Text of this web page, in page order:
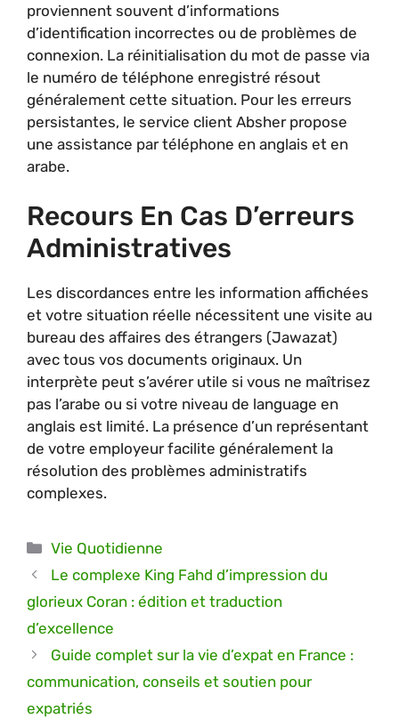
proviennent souvent d’informations
d’identification incorrectes ou de problèmes de
connexion. La réinitialisation du mot de passe via
le numéro de téléphone enregistré résout
généralement cette situation. Pour les erreurs
persistantes, le service client Absher propose
une assistance par téléphone en anglais et en
arabe.
Recours En Cas D’erreurs
Administratives
Les discordances entre les information affichées
et votre situation réelle nécessitent une visite au
bureau des affaires des étrangers (Jawazat)
avec tous vos documents originaux. Un
interprète peut s’avérer utile si vous ne maîtrisez
pas l’arabe ou si votre niveau de language en
anglais est limité. La présence d’un représentant
de votre employeur facilite généralement la
résolution des problèmes administratifs
complexes.
Catégories
Vie Quotidienne
Le complexe King Fahd d’impression du
glorieux Coran : édition et traduction
d’excellence
Guide complet sur la vie d’expat en France :
communication, conseils et soutien pour
expatriés